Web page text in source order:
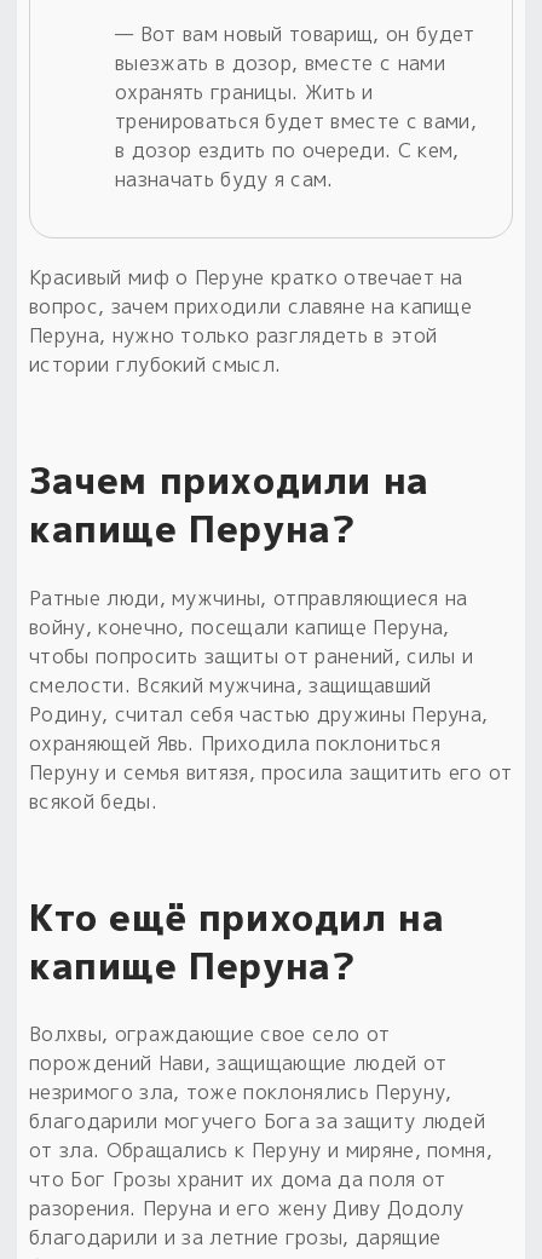
— Вот вам новый товарищ, он будет
выезжать в дозор, вместе с нами
охранять границы. Жить и
тренироваться будет вместе с вами,
в дозор ездить по очереди. С кем,
назначать буду я сам.
Красивый миф о Перуне кратко отвечает на
вопрос, зачем приходили славяне на капище
Перуна, нужно только разглядеть в этой
истории глубокий смысл.
Зачем приходили на
капище Перуна?
Ратные люди, мужчины, отправляющиеся на
войну, конечно, посещали капище Перуна,
чтобы попросить защиты от ранений, силы и
смелости. Всякий мужчина, защищавший
Родину, считал себя частью дружины Перуна,
охраняющей Явь. Приходила поклониться
Перуну и семья витязя, просила защитить его от
всякой беды.
Кто ещё приходил на
капище Перуна?
Волхвы, ограждающие свое село от
порождений Нави, защищающие людей от
незримого зла, тоже поклонялись Перуну,
благодарили могучего Бога за защиту людей
от зла. Обращались к Перуну и миряне, помня,
что Бог Грозы хранит их дома да поля от
разорения. Перуна и его жену Диву Додолу
благодарили и за летние грозы, дарящие